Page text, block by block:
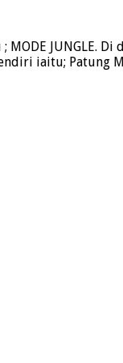
; MODE
iaitu; Patung